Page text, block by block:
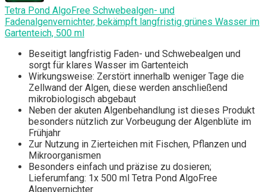
Tetra Pond AlgoFree Schwebealgen- und
Fadenalgenvernichter, bekämpft langfristig grünes Wasser im
Gartenteich, 500 ml
Beseitigt langfristig Faden- und Schwebealgen und
sorgt für klares Wasser im Gartenteich
Wirkungsweise: Zerstört innerhalb weniger Tage die
Zellwand der Algen, diese werden anschließend
mikrobiologisch abgebaut
Neben der akuten Algenbehandlung ist dieses Produkt
besonders nützlich zur Vorbeugung der Algenblüte im
Frühjahr
Zur Nutzung in Zierteichen mit Fischen, Pflanzen und
Mikroorganismen
Besonders einfach und präzise zu dosieren;
Lieferumfang: 1x 500 ml Tetra Pond AlgoFree
Algenvernichter